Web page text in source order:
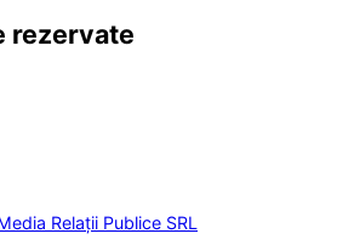
rezervate
Relații Publice SRL